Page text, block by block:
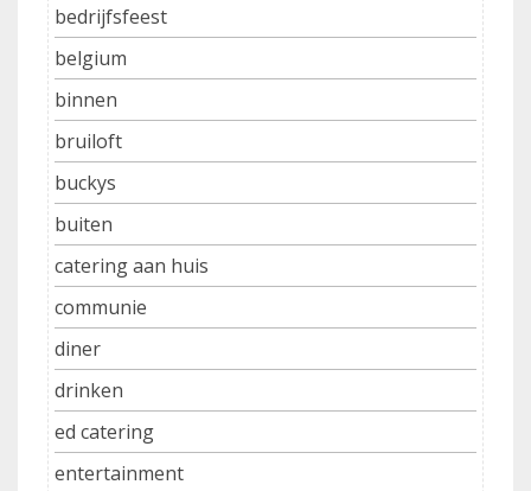
bedrijfsfeest
belgium
binnen
bruiloft
buckys
buiten
catering aan huis
communie
diner
drinken
ed catering
entertainment